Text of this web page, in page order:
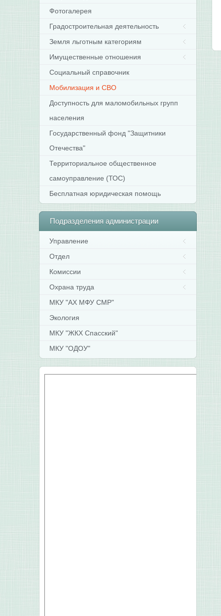
Фотогалерея
Градостроительная деятельность
Земля льготным категориям
Имущественные отношения
Социальный справочник
Мобилизация и СВО
Доступность для маломобильных групп
населения
Государственный фонд "Защитники
Отечества"
Территориальное общественное
самоуправление (ТОС)
Бесплатная юридическая помощь
Подразделения администрации
Управление
Отдел
Комиссии
Охрана труда
МКУ "АХ МФУ СМР"
Экология
МКУ "ЖКХ Спасский"
МКУ "ОДОУ"